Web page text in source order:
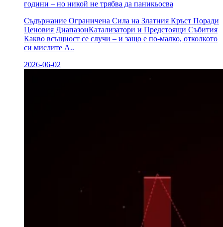
години – но никой не трябва да паникьосва
Съдържание Ограничена Сила на Златния Кръст Поради
Ценовия ДиапазонКатализатори и Предстоящи Събития
Какво всъщност се случи – и защо е по-малко, отколкото
си мислите А..
2026-06-02